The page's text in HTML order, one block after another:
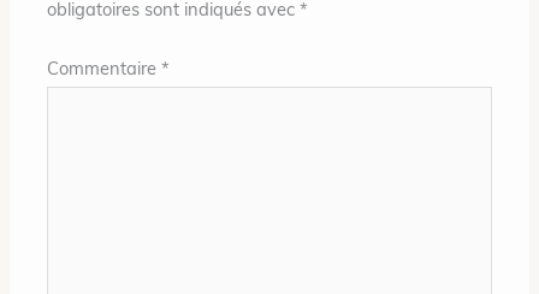
obligatoires sont indiqués avec*
Commentaire*